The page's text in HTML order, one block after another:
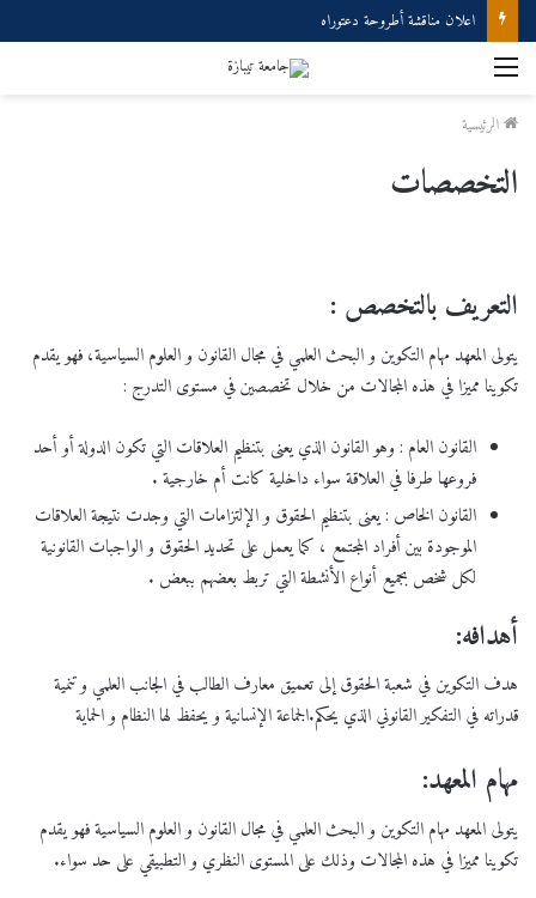
إعلان مناقشة دكتوراه
القائمة
الرئيسية
التخصصات
التعريف بالتخصص :
يتولى المعهد مهام التكوين و البحث العلمي في مجال القانون و العلوم السياسية، فهو يقدم
تكوينا مميزا في هذه المجالات من خلال تخصصين في مستوى التدرج :
القانون العام : وهو القانون الذي يعنى بتنظيم العلاقات التي تكون الدولة أو أحد
فروعها طرفا في العلاقة سواء داخلية كانت أم خارجية .
القانون الخاص : يعنى بتنظيم الحقوق و الإلتزامات التي وجدت نتيجة العلاقات
الموجودة بين أفراد المجتمع ، كما يعمل على تحديد الحقوق و الواجبات القانونية
لكل شخص بجميع أنواع الأنشطة التي تربط بعضهم ببعض .
أهدافه:
هدف التكوين في شعبة الحقوق إلى تعميق معارف الطالب في الجانب العلمي و تنمية
قدراته في التفكير القانوني الذي يحكم.الجماعة الإنسانية و يحفظ لها النظام و الحماية
مهام المعهد:
يتولى المعهد مهام التكوين و البحث العلمي في مجال القانون و العلوم السياسية فهو يقدم
تكوينا مميزا في هذه المجالات وذلك على المستوى النظري و التطبيقي على حد سواء.